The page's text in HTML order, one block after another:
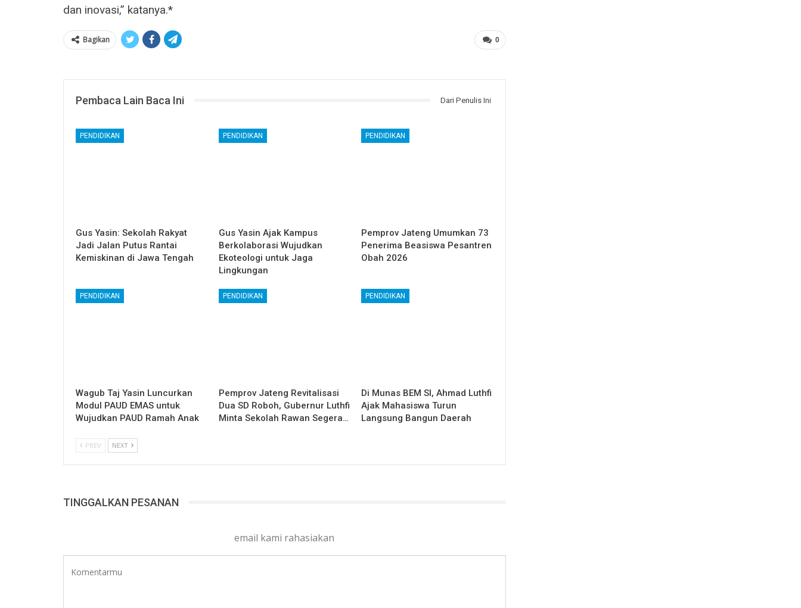
dan inovasi,” katanya.*
0
Bagikan
Pembaca Lain Baca Ini Dari Penulis Ini
PENDIDIKAN
Gus Yasin: Sekolah Rakyat
Jadi Jalan Putus Rantai
Kemiskinan di Jawa Tengah
PENDIDIKAN
Gus Yasin Ajak Kampus
Berkolaborasi Wujudkan
Ekoteologi untuk Jaga
Lingkungan
PENDIDIKAN
Pemprov Jateng Umumkan 73
Penerima Beasiswa Pesantren
Obah 2026
PENDIDIKAN
Wagub Taj Yasin Luncurkan
Modul PAUD EMAS untuk
Wujudkan PAUD Ramah Anak
PENDIDIKAN
Pemprov Jateng Revitalisasi
Dua SD Roboh, Gubernur Luthfi
Minta Sekolah Rawan Segera…
PENDIDIKAN
Di Munas BEM SI, Ahmad Luthfi
Ajak Mahasiswa Turun
Langsung Bangun Daerah
PREV NEXT
TINGGALKAN PESANAN
email kami rahasiakan